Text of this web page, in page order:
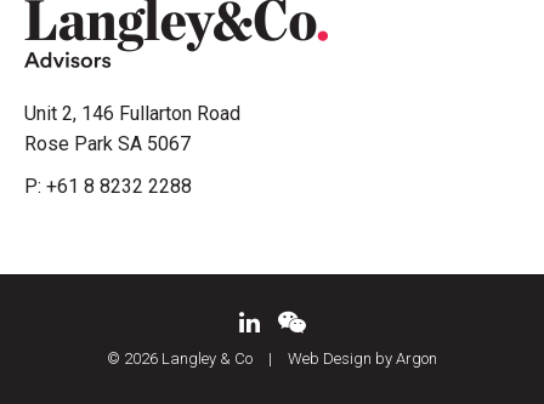
Unit 2, 146 Fullarton Road
Rose Park SA 5067
P: +61 8 8232 2288
© 2026 Langley & Co | Web Design by Argon